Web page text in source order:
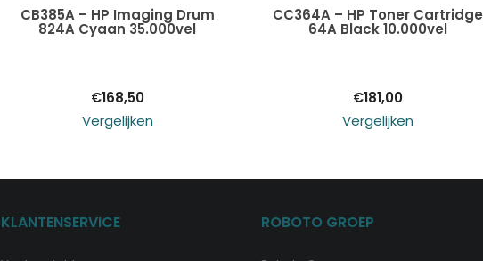
Toevoegen aan
CB385A – HP Imaging Drum
824A Cyaan 35.000vel
€168,50
Vergelijken
Toevoegen aan
CC364A – HP Toner Cartridge
64A Black 10.000vel
€181,00
Vergelijken
KLANTENSERVICE ROBOTO GROEP